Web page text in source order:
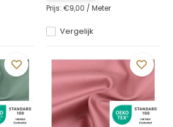
Vergelijk
Prijs: €9,00 / Meter